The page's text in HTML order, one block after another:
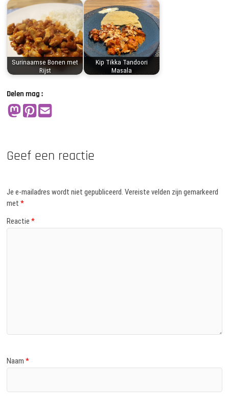
Surinaamse Bonen met
Rijst
Kip Tikka Tandoori
Masala
Delen mag :
Geef een reactie
Je e-mailadres wordt niet gepubliceerd. Vereiste velden zijn gemarkeerd
met*
Reactie*
Naam*